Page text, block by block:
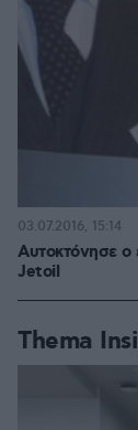
Αυτοκτόνησε ο
Jetoil
03.07.2016, 15:14
Thema